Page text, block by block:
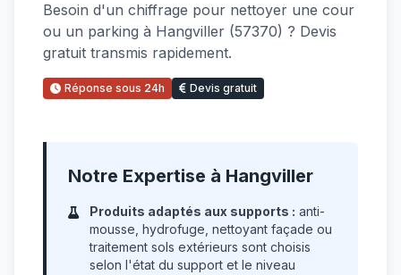
Besoin d'un chiffrage pour nettoyer une cour
ou un parking à Hangviller (57370) ? Devis
gratuit transmis rapidement.
Réponse sous 24h Devis gratuit
Notre Expertise à Hangviller
Produits adaptés aux supports : anti-
mousse, hydrofuge, nettoyant façade ou
traitement sols extérieurs sont choisis
selon l'état du support et le niveau